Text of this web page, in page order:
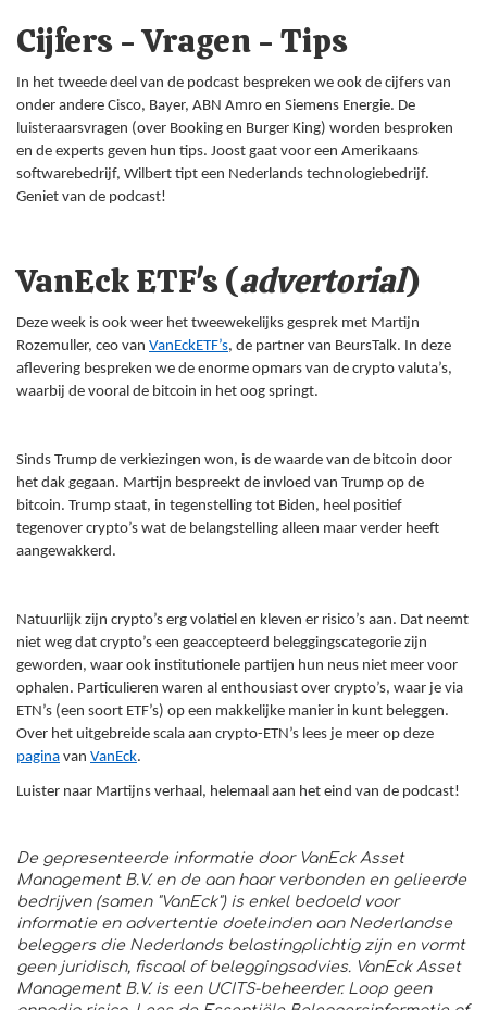
Cijfers - Vragen - Tips
In het tweede deel van de podcast bespreken we ook de cijfers van
onder andere Cisco, Bayer, ABN Amro en Siemens Energie. De
luisteraarsvragen (over Booking en Burger King) worden besproken
en de experts geven hun tips. Joost gaat voor een Amerikaans
softwarebedrijf, Wilbert tipt een Nederlands technologiebedrijf.
Geniet van de podcast!
VanEck ETF's (advertorial)
Deze week is ook weer het tweewekelijks gesprek met Martijn
Rozemuller, ceo van VanEckETF’s, de partner van BeursTalk. In deze
aflevering bespreken we de enorme opmars van de crypto valuta’s,
waarbij de vooral de bitcoin in het oog springt.
Sinds Trump de verkiezingen won, is de waarde van de bitcoin door
het dak gegaan. Martijn bespreekt de invloed van Trump op de
bitcoin. Trump staat, in tegenstelling tot Biden, heel positief
tegenover crypto’s wat de belangstelling alleen maar verder heeft
aangewakkerd.
Natuurlijk zijn crypto’s erg volatiel en kleven er risico’s aan. Dat neemt
niet weg dat crypto’s een geaccepteerd beleggingscategorie zijn
geworden, waar ook institutionele partijen hun neus niet meer voor
ophalen. Particulieren waren al enthousiast over crypto’s, waar je via
ETN’s (een soort ETF’s) op een makkelijke manier in kunt beleggen.
Over het uitgebreide scala aan crypto-ETN’s lees je meer op deze
pagina van VanEck.
Luister naar Martijns verhaal, helemaal aan het eind van de podcast!
De gepresenteerde informatie door VanEck Asset
Management B.V. en de aan haar verbonden en gelieerde
bedrijven (samen "VanEck") is enkel bedoeld voor
informatie en advertentie doeleinden aan Nederlandse
beleggers die Nederlands belastingplichtig zijn en vormt
geen juridisch, fiscaal of beleggingsadvies. VanEck Asset
Management B.V. is een UCITS-beheerder. Loop geen